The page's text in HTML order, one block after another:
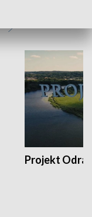
Projekt Odra